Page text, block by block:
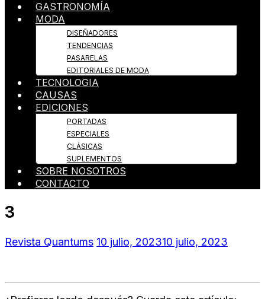
GASTRONOMÍA
MODA
DISEÑADORES
TENDENCIAS
PASARELAS
EDITORIALES DE MODA
TECNOLOGIA
CAUSAS
EDICIONES
PORTADAS
ESPECIALES
CLÁSICAS
SUPLEMENTOS
SOBRE NOSOTROS
CONTACTO
3
Revista Quantums 10 julio, 202310 julio, 2023